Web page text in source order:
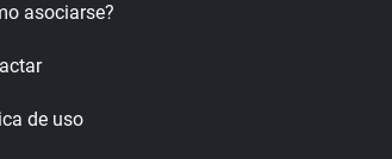
asociarse?
de uso